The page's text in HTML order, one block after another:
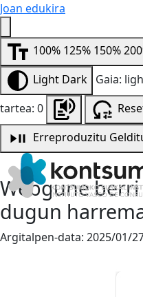
Joan edukira
100% 125% 150%
Light Dark Gaia:
tartea: 0
Erreproduzitu
Webgune
dugun
Argitalpen-data: 2025/01/